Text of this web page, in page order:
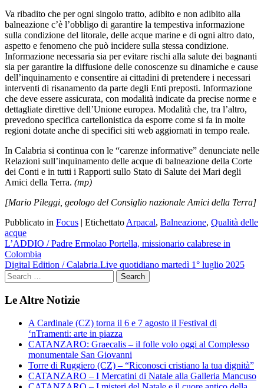
Va ribadito che per ogni singolo tratto, adibito e non adibito alla
balneazione c’è l’obbligo di garantire la tempestiva informazione
sulla condizione del litorale, delle acque marine e di ogni altro dato,
aspetto e fenomeno che può incidere sulla stessa condizione.
Informazione necessaria sia per evitare rischi alla salute dei bagnanti
sia per garantire la diffusione delle conoscenze su dinamiche e cause
dell’inquinamento e consentire ai cittadini di pretendere i necessari
interventi di risanamento da parte degli Enti preposti. Informazione
che deve essere assicurata, con modalità indicate da precise norme e
dettagliate direttive dell’Unione europea. Modalità che, tra l’altro,
prevedono specifica cartellonistica da esporre come si fa in molte
regioni dotate anche di specifici siti web aggiornati in tempo reale.
In Calabria si continua con le “carenze informative” denunciate nelle
Relazioni sull’inquinamento delle acque di balneazione della Corte
dei Conti e in tutti i Rapporti sullo Stato di Salute dei Mari degli
Amici della Terra. (mp)
[Mario Pileggi, geologo del Consiglio nazionale Amici della Terra]
Pubblicato in Focus | EtichettatoArpacal, Balneazione, Qualità delle
acque
Navigazione
articoli
L’ADDIO / Padre Ermolao Portella, missionario calabrese in
Colombia
Digital Edition / Calabria.Live quotidiano martedì 1° luglio 2025
Le Altre Notizie
A Cardinale (CZ) torna il 6 e 7 agosto il Festival di
‘nTramenti: arte in piazza
CATANZARO: Graecalis – il folle volo oggi al Complesso
monumentale San Giovanni
Torre di Ruggiero (CZ) – “Riconosci cristiano la tua dignità”
CATANZARO – I Mercatini di Natale alla Galleria Mancuso